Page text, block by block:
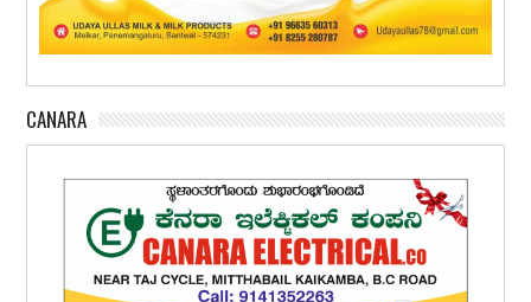
CANARA